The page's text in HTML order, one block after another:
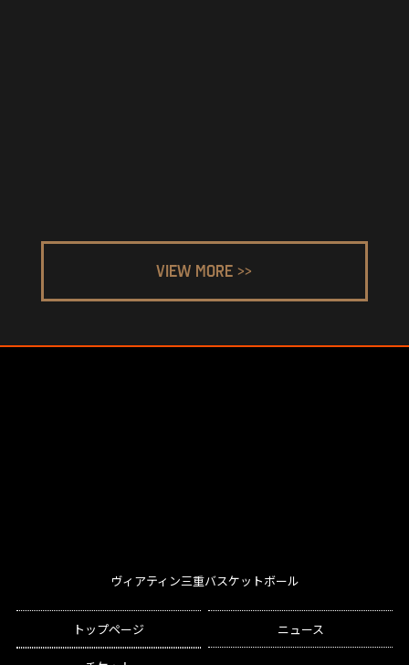
VIEW MORE >>
ヴィアティン三重バスケットボール
トップページ ニュース